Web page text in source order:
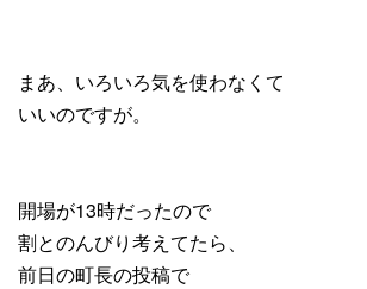
まあ、いろいろ気を使わなくて
いいのですが。
開場が13時だったので
割とのんびり考えてたら、
前日の町長の投稿で